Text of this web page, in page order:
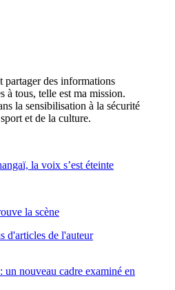
partager des informations
à tous, telle est ma mission.
la sensibilisation à la sécurité
et de la culture.
la voix s’est éteinte
la scène
d'articles de l'auteur
nouveau cadre examiné en